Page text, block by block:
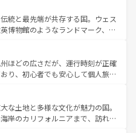
地であるランス、プロヴァンスの
ど、多彩な楽しみ方が可能だ。さ
も魅力が溢れており、どの街角に
れぞれで全く異なる文化を体験で
なお、新着のフランス情報はコンテンツ一覧
を歩いても飽きることがない。ベ
イエルン州のアルプスの絶景、そ
ン畑といった風景は必見。ビール
してほしい。 なお、新着の
一覧を参照してほしい。
統と最先端が共存する国。ウェス
博物館のようなランドマーク、歴
ある。また、優雅なアフタヌーン
たまらない英国パブ、サッカー観
できる体験も豊富。イギリスを旅
い。
ほどの広さだが、運行時刻が正確
り、初心者でも安心して個人旅行
や、スイスならではのユニークな
観光だけでなく町歩きも満喫する
得が高いため物価も高いが、旅行
な土地と多様な文化が魅力の国。
岸のカリフォルニアまで、訪れる